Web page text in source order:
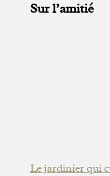
Sur l’amitié
Le jardinier qui